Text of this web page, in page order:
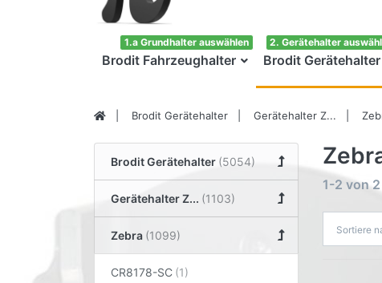
Brodit Fahrzeughalter
1.a Grundhalter auswählen
Brodit Gerätehalter
2. Gerätehalter
Brodit Gerätehalter Gerätehalter Z...
Brodit Gerätehalter
Gerätehalter Z...
Zebra
CR8178-SC
1-2 von 2
Sortiere